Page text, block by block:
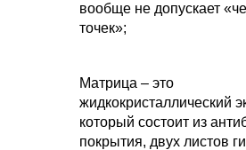
вообще не допускает
точек»;
Матрица – это
жидкокристаллический
который состоит из
покрытия, двух листов